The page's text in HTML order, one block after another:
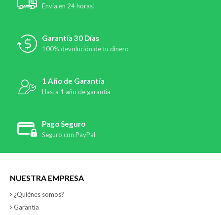
Envía en 24 horas!
Garantía 30 Días
100% devolución de tu dinero
1 Año de Garantía
Hasta 1 año de garantía
Pago Seguro
Seguro con PayPal
NUESTRA EMPRESA
¿Quiénes somos?
Garantía